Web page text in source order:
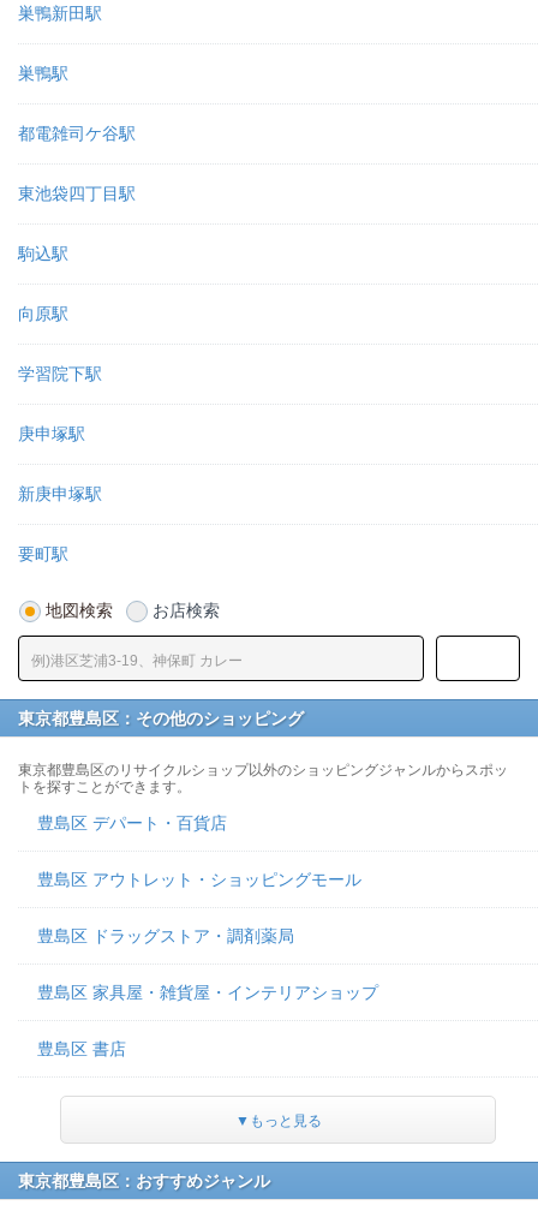
巣鴨新田駅
巣鴨駅
都電雑司ケ谷駅
東池袋四丁目駅
駒込駅
向原駅
学習院下駅
庚申塚駅
新庚申塚駅
要町駅
地図検索 お店検索
東京都豊島区：その他のショッピング
東京都豊島区のリサイクルショップ以外のショッピングジャンルからスポッ
トを探すことができます。
豊島区 デパート・百貨店
豊島区 アウトレット・ショッピングモール
豊島区 ドラッグストア・調剤薬局
豊島区 家具屋・雑貨屋・インテリアショップ
豊島区 書店
▼もっと見る
東京都豊島区：おすすめジャンル